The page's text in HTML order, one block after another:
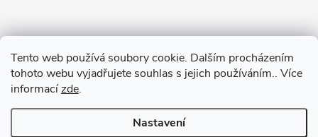
Tento web používá soubory cookie. Dalším procházením
tohoto webu vyjadřujete souhlas s jejich používáním.. Více
informacízde.
Nastavení
Vytvořil a spravuje Pohání Shoptet
Copyright 2026 Štěpánková & C. . Všechna práva vyhrazena.
Upravit
nastavení cookies